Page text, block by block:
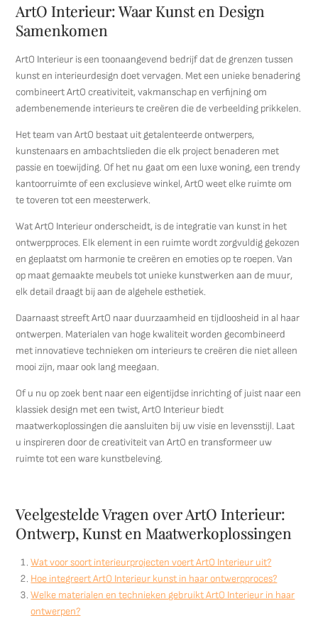
ArtO Interieur: Waar Kunst en Design
Samenkomen
ArtO Interieur is een toonaangevend bedrijf dat de grenzen tussen
kunst en interieurdesign doet vervagen. Met een unieke benadering
combineert ArtO creativiteit, vakmanschap en verfijning om
adembenemende interieurs te creëren die de verbeelding prikkelen.
Het team van ArtO bestaat uit getalenteerde ontwerpers,
kunstenaars en ambachtslieden die elk project benaderen met
passie en toewijding. Of het nu gaat om een luxe woning, een trendy
kantoorruimte of een exclusieve winkel, ArtO weet elke ruimte om
te toveren tot een meesterwerk.
Wat ArtO Interieur onderscheidt, is de integratie van kunst in het
ontwerpproces. Elk element in een ruimte wordt zorgvuldig gekozen
en geplaatst om harmonie te creëren en emoties op te roepen. Van
op maat gemaakte meubels tot unieke kunstwerken aan de muur,
elk detail draagt bij aan de algehele esthetiek.
Daarnaast streeft ArtO naar duurzaamheid en tijdloosheid in al haar
ontwerpen. Materialen van hoge kwaliteit worden gecombineerd
met innovatieve technieken om interieurs te creëren die niet alleen
mooi zijn, maar ook lang meegaan.
Of u nu op zoek bent naar een eigentijdse inrichting of juist naar een
klassiek design met een twist, ArtO Interieur biedt
maatwerkoplossingen die aansluiten bij uw visie en levensstijl. Laat
u inspireren door de creativiteit van ArtO en transformeer uw
ruimte tot een ware kunstbeleving.
Veelgestelde Vragen over ArtO Interieur:
Ontwerp, Kunst en Maatwerkoplossingen
Wat voor soort interieurprojecten voert ArtO Interieur uit?
Hoe integreert ArtO Interieur kunst in haar ontwerpproces?
Welke materialen en technieken gebruikt ArtO Interieur in haar
ontwerpen?